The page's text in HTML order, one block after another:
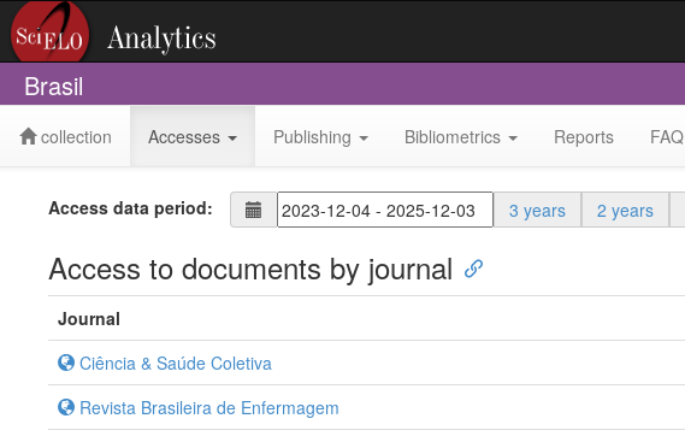
Brasil
collection Accesses Publishing Bibliometrics Reports FAQ
Access data period: 3 years 2 years
Access to documents by journal
Journal
Ciência & Saúde Coletiva
Revista Brasileira de Enfermagem